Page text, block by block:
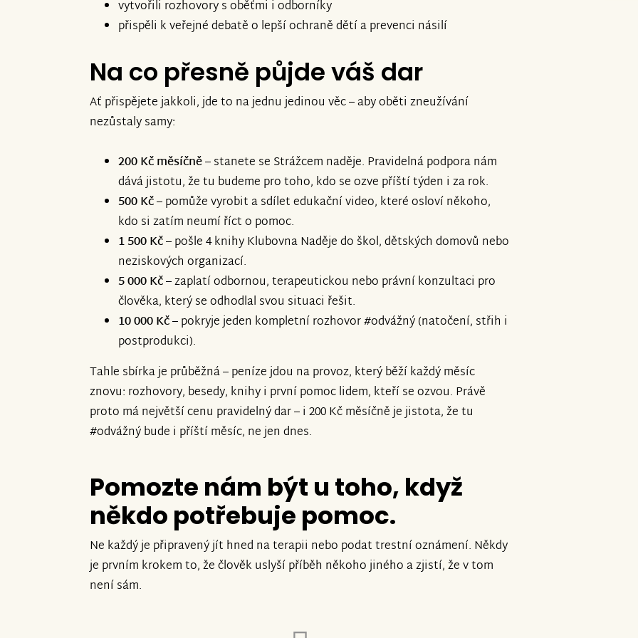
vytvořili rozhovory s oběťmi i odborníky
přispěli k veřejné debatě o lepší ochraně dětí a prevenci násilí
Na co přesně půjde váš dar
Ať přispějete jakkoli, jde to na jednu jedinou věc – aby oběti zneužívání
nezůstaly samy:
200 Kč měsíčně– stanete se Strážcem naděje. Pravidelná podpora nám
dává jistotu, že tu budeme pro toho, kdo se ozve příští týden i za rok.
500 Kč– pomůže vyrobit a sdílet edukační video, které osloví někoho,
kdo si zatím neumí říct o pomoc.
1 500 Kč– pošle 4 knihy Klubovna Naděje do škol, dětských domovů nebo
neziskových organizací.
5 000 Kč– zaplatí odbornou, terapeutickou nebo právní konzultaci pro
člověka, který se odhodlal svou situaci řešit.
10 000 Kč– pokryje jeden kompletní rozhovor #odvážný (natočení, střih i
postprodukci).
Tahle sbírka je průběžná – peníze jdou na provoz, který běží každý měsíc
znovu: rozhovory, besedy, knihy i první pomoc lidem, kteří se ozvou. Právě
proto má největší cenu pravidelný dar – i 200 Kč měsíčně je jistota, že tu
#odvážný bude i příští měsíc, ne jen dnes.
Pomozte nám být u toho, když
někdo potřebuje pomoc.
Ne každý je připravený jít hned na terapii nebo podat trestní oznámení. Někdy
je prvním krokem to, že člověk uslyší příběh někoho jiného a zjistí, že v tom
není sám.